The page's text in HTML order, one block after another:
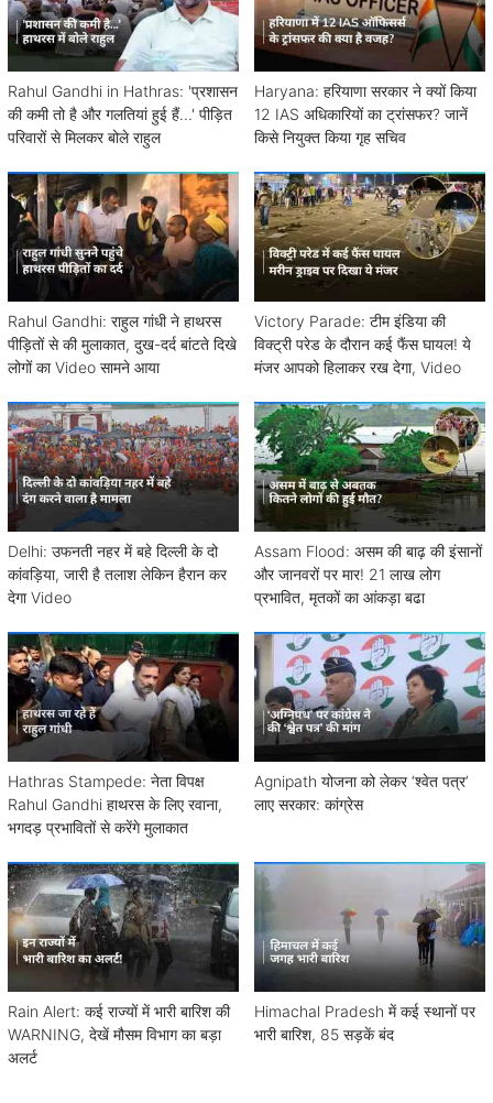
Rahul Gandhi in Hathras: 'प्रशासन
की कमी तो है और गलतियां हुई हैं...' पीड़ित
परिवारों से मिलकर बोले राहुल
Haryana: हरियाणा सरकार ने क्यों किया
12 IAS अधिकारियों का ट्रांसफर? जानें
किसे नियुक्त किया गृह सचिव
Rahul Gandhi: राहुल गांधी ने हाथरस
पीड़ितों से की मुलाकात, दुख-दर्द बांटते दिखे
लोगों का Video सामने आया
Victory Parade: टीम इंडिया की
विक्ट्री परेड के दौरान कई फैंस घायल! ये
मंजर आपको हिलाकर रख देगा, Video
Delhi: उफनती नहर में बहे दिल्ली के दो
कांवड़िया, जारी है तलाश लेकिन हैरान कर
देगा Video
Assam Flood: असम की बाढ़ की इंसानों
और जानवरों पर मार! 21 लाख लोग
प्रभावित, मृतकों का आंकड़ा बढा
Hathras Stampede: नेता विपक्ष
Rahul Gandhi हाथरस के लिए रवाना,
भगदड़ प्रभावितों से करेंगे मुलाकात
Agnipath योजना को लेकर ‘श्वेत पत्र’
लाए सरकार: कांग्रेस
Rain Alert: कई राज्यों में भारी बारिश की
WARNING, देखें मौसम विभाग का बड़ा
अलर्ट
Himachal Pradesh में कई स्थानों पर
भारी बारिश, 85 सड़कें बंद